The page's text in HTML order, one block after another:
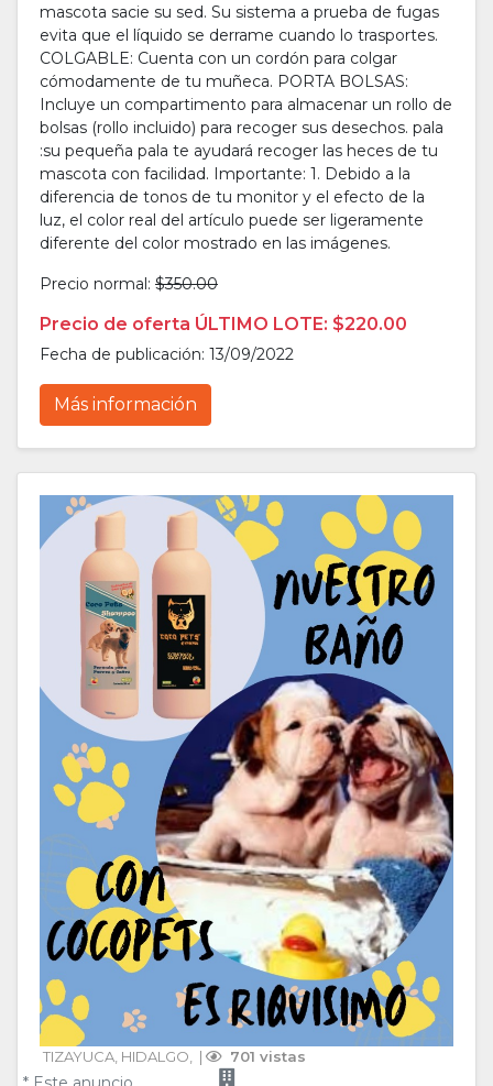
mascota sacie su sed. Su sistema a prueba de fugas
evita que el líquido se derrame cuando lo trasportes.
COLGABLE: Cuenta con un cordón para colgar
cómodamente de tu muñeca. PORTA BOLSAS:
Incluye un compartimento para almacenar un rollo de
bolsas (rollo incluido) para recoger sus desechos. pala
:su pequeña pala te ayudará recoger las heces de tu
mascota con facilidad. Importante: 1. Debido a la
diferencia de tonos de tu monitor y el efecto de la
luz, el color real del artículo puede ser ligeramente
diferente del color mostrado en las imágenes.
Precio normal: $350.00
Precio de oferta ÚLTIMO LOTE: $220.00
Fecha de publicación: 13/09/2022
Más información
TIZAYUCA HIDALGO | 701 vistas